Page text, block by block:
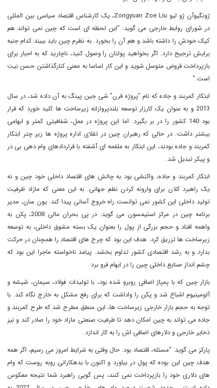
ژونگیوآن ژو لیو Zongyuan Zoe Liu، یک کارشناس اقتصاد سیاسی بین المللی
در شورای روابط خارجی می گوید: "این لحظه ای است که چین نمی تواند هم
کیک خودش را داشته باشد و هم آن را بخورد. به نظرم چین باید ببیند کدام جنبه
برایش ترجیح دارد. اگر بخواهید پولتان را وصول کنید، ناچارید که به اجبار برای
بازپرداخت قروض متوسل شوید و این کار اساسا به معنی کنارگذاشتن حسن نیت
است."
ابتکار کمربند و جاده که نام "پروژه قرن" شی جین پینگ به آن داده شد، در سال
2013 و به عنوان یک کارزار توسعه بلندپروازانه زیرساخت ها کلید خورد که قرار
بود 140 کشور را در بر بگیرد. اما این پروژه در عمل، شفافیتی کمتر و ابهامی
بیشتر داشت. در حالی که رهبران چین در تقلای اداره پروژه ها زیر چتر ابتکار
کمربند و جاده بودند، این ابتکار به ملقمه ای آشفته با قراردادهای وام دهی بی در
و پیکر تبدیل شد.
ابتکار کمربند و جاده، واکنشی بود به چالش های اقتصاد داخلی خود چین و نه
یک راهبرد کلان برای وارونه کردن نظم جهانی. به این معنی که مازاد ظرفیت
تولید داخلی این کشور نمی توانست راه خروج آسانی پیدا کند. یون سان، مدیر
برنامه چین در مرکز استیمسون می گوید: در پی بحران مالی 2008، پکن به
واهمه افتاد و حجم بزرگی از پول را بعنوان یک بسته مشوق داخلی، به توسعه
زیرساخت ها تزریق کرد. هدف این بود که چرخ های اقتصاد را همچنان در حرکت
بدارد و به رشد اقتصادی کشور تداوم بخشد. پیامد ناخواسته ماجرا این بود که
چشم انداز صنایع داخلی چین را در ابهام فرو برد.
بازار چین که با پمپاژ اضافی روبرو شده بود، با تولیدات فولاد، سیمان، شیشه و
آلومینیوم اشباع شد و پکن را واداشت که برای رفع مشکل به خارج نگاه کند. با
توجه به حجم بازار خارجی زیرساخت ها، این منطق مطرح شد که طرح کمربند و
جاده می تواند به چین امکان دهد تا ظرفیت صنعتی مازاد خود را صادر کند و نیز
ذخایر خارجی و دلارهای اضافی اش را به کار اندازد.
پارکز می گوید: "مسئله، اقتصاد بود. حال وقتی به شرایط امروز می رسیم، اگر همه
هدف چین این بوده که پول در بیاورد و اکنون با بدهکارانی روبه روست که وام
های دلاری خود را بازپرداخت نمی کنند، پس گویی راهبرد شما نتیجه معکوس